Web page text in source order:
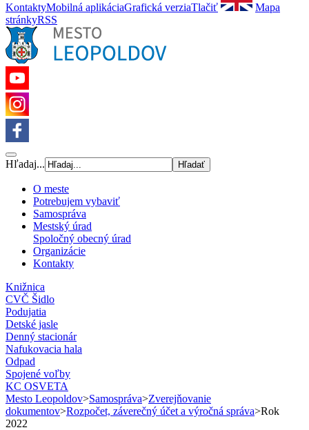
KontaktyMobilná aplikáciaGrafická verziaTlačiť
Mapa
stránkyRSS
Hľadaj...
O meste
Potrebujem vybaviť
Samospráva
Mestský úrad
Spoločný obecný úrad
Organizácie
Kontakty
Knižnica
CVČ Šidlo
Podujatia
Detské jasle
Denný stacionár
Nafukovacia hala
Odpad
Spojené voľby
KC OSVETA
Mesto Leopoldov>Samospráva>Zverejňovanie
dokumentov>Rozpočet, záverečný účet a výročná správa>Rok
2022